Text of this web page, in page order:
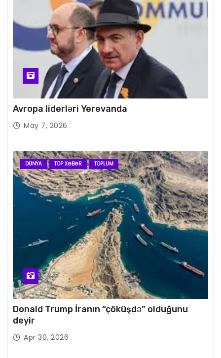
Avropa liderləri Yerevanda
May 7, 2026
DÜNYA TOP XƏBƏR TOPLUM
Donald Trump İranın “çöküşdə” olduğunu
deyir
Apr 30, 2026